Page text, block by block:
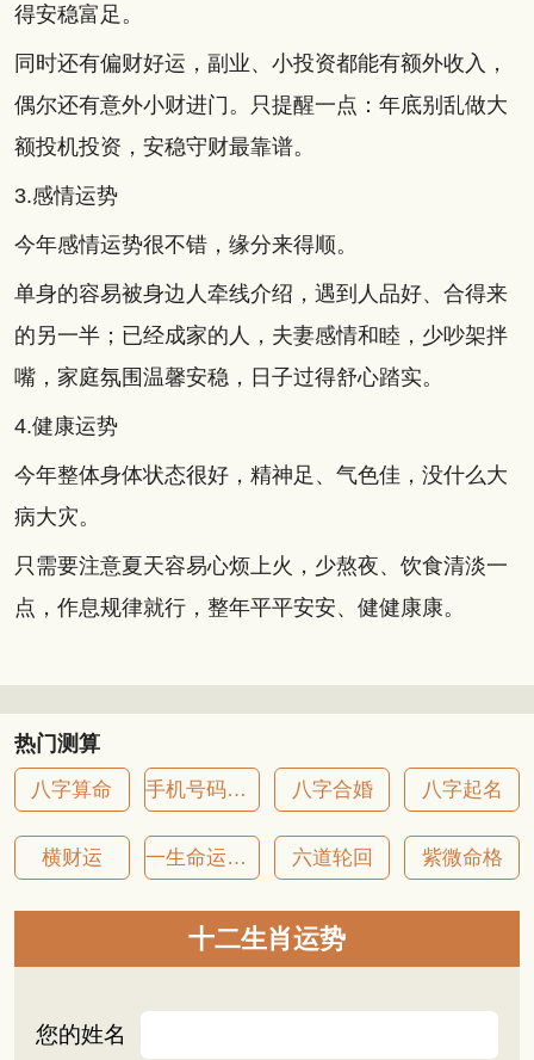
得安稳富足。
同时还有偏财好运，副业、小投资都能有额外收入，
偶尔还有意外小财进门。只提醒一点：年底别乱做大
额投机投资，安稳守财最靠谱。
3.感情运势
今年感情运势很不错，缘分来得顺。
单身的容易被身边人牵线介绍，遇到人品好、合得来
的另一半；已经成家的人，夫妻感情和睦，少吵架拌
嘴，家庭氛围温馨安稳，日子过得舒心踏实。
4.健康运势
今年整体身体状态很好，精神足、气色佳，没什么大
病大灾。
只需要注意夏天容易心烦上火，少熬夜、饮食清淡一
点，作息规律就行，整年平平安安、健健康康。
热门测算
八字算命 手机号码吉凶 八字合婚 八字起名
横财运 一生命运详批 六道轮回 紫微命格
十二生肖运势
您的姓名